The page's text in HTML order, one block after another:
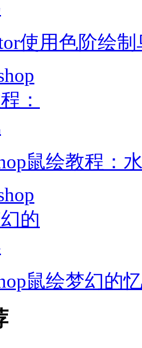
使用色阶绘制
鼠绘教程：
鼠绘梦幻的